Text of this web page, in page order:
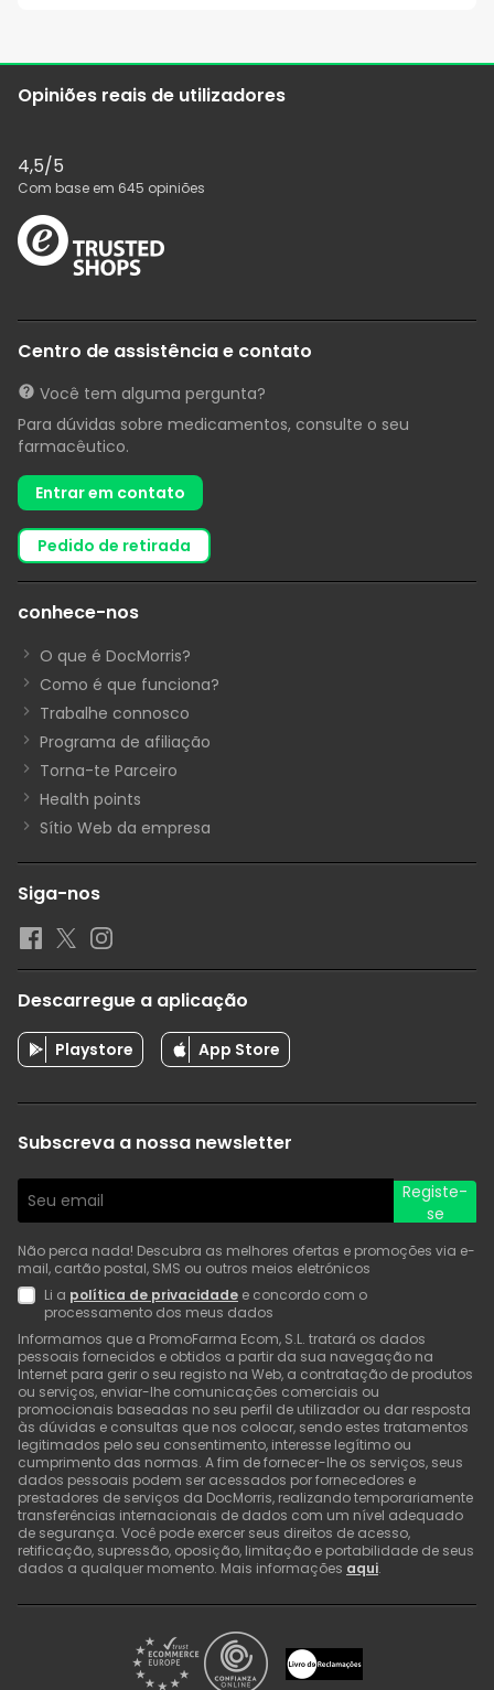
Opiniões reais de utilizadores
4,5/5
Com base em 645 opiniões
Centro de assistência e contato
Você tem alguma pergunta?
Para dúvidas sobre medicamentos, consulte o seu
farmacêutico.
Entrar em contato
pedido de retirada
conhece-nos
O que é DocMorris?
Como é que funciona?
Trabalhe connosco
Programa de afiliação
Torna-te Parceiro
Health points
Sítio Web da empresa
Siga-nos
Descarregue a aplicação
Playstore App Store
Subscreva a nossa newsletter
Registe-
se
Não perca nada! Descubra as melhores ofertas e promoções via e-
mail, cartão postal, SMS ou outros meios eletrónicos
Li a política de privacidade e concordo com o
processamento dos meus dados
Informamos que a PromoFarma Ecom, S.L. tratará os dados
pessoais fornecidos e obtidos a partir da sua navegação na
Internet para gerir o seu registo na Web, a contratação de produtos
ou serviços, enviar-lhe comunicações comerciais ou
promocionais baseadas no seu perfil de utilizador ou dar resposta
às dúvidas e consultas que nos colocar, sendo estes tratamentos
legitimados pelo seu consentimento, interesse legítimo ou
cumprimento das normas. A fim de fornecer-lhe os serviços, seus
dados pessoais podem ser acessados por fornecedores e
prestadores de serviços da DocMorris, realizando temporariamente
transferências internacionais de dados com um nível adequado
de segurança. Você pode exercer seus direitos de acesso,
retificação, supressão, oposição, limitação e portabilidade de seus
dados a qualquer momento. Mais informações aqui.